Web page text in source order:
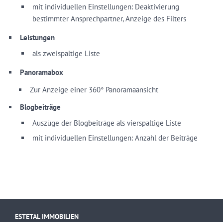
mit individuellen Einstellungen: Deaktivierung
bestimmter Ansprechpartner, Anzeige des Filters
Leistungen
als zweispaltige Liste
Panoramabox
Zur Anzeige einer 360° Panoramaansicht
Blogbeiträge
Auszüge der Blogbeiträge als vierspaltige Liste
mit individuellen Einstellungen: Anzahl der Beiträge
ESTETAL IMMOBILIEN